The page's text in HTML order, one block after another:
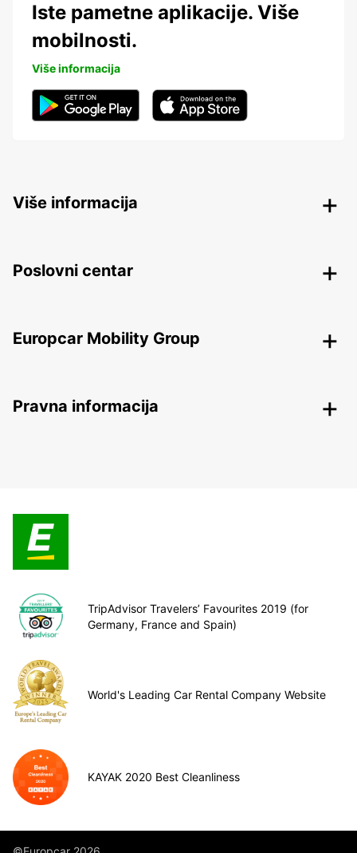
Iste pametne aplikacije. Više
mobilnosti.
Više informacija
Više informacija
Poslovni centar
Europcar Mobility Group
Pravna informacija
TripAdvisor Travelers’ Favourites 2019 (for
Germany, France and Spain)
World's Leading Car Rental Company Website
KAYAK 2020 Best Cleanliness